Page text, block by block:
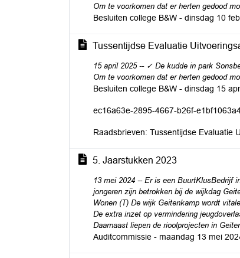
Om te voorkomen dat er herten gedood
Besluiten college B&W - dinsdag 10
Tussentijdse Evaluatie
15 april 2025 -- ✓ De kudde in park
Om te voorkomen dat er herten gedood
Besluiten college B&W - dinsdag 15
ec16a63e-2895-4667-b26f-
Raadsbrieven: Tussentijdse Evaluatie
5. Jaarstukken 2023
13 mei 2024 -- Er is een BuurtKlusBedrijf
jongeren zijn betrokken bij de wijkdag
Wonen (T) De wijk Geitenkamp wordt
De extra inzet op vermindering
Daarnaast liepen de rioolprojecten in
Auditcommissie - maandag 13 mei